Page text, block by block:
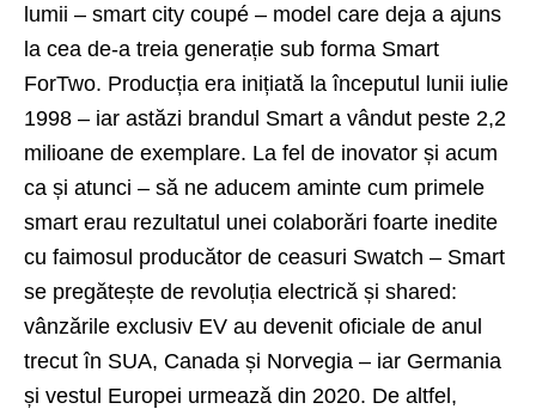
lumii – smart city coupé – model care deja a ajuns
la cea de-a treia generație sub forma Smart
ForTwo. Producția era inițiată la începutul lunii iulie
1998 – iar astăzi brandul Smart a vândut peste 2,2
milioane de exemplare. La fel de inovator și acum
ca și atunci – să ne aducem aminte cum primele
smart erau rezultatul unei colaborări foarte inedite
cu faimosul producător de ceasuri Swatch – Smart
se pregătește de revoluția electrică și shared:
vânzările exclusiv EV au devenit oficiale de anul
trecut în SUA, Canada și Norvegia – iar Germania
și vestul Europei urmează din 2020. De altfel,